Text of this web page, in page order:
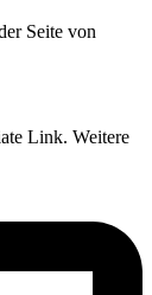
Seite von
Link. Weitere